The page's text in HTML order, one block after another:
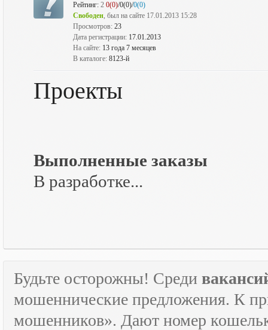
Рейтинг: 2 0(0)/0(0)/0(0)
Свободен, был на сайте 17.01.2013 15:28
Просмотров: 23
Дата регистрации: 17.01.2013
На сайте: 13 года 7 месяцев
В каталоге: 8123-й
Проекты
Выполненные заказы
В разработке...
Будьте осторожны! Среди
мошеннические предложения. К
мошенников». Дают номер